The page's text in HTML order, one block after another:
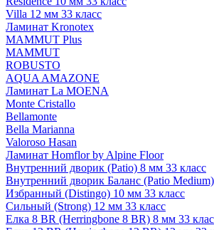
Villa 12 мм 33 класс
Ламинат Kronotex
MAMMUT Plus
MAMMUT
ROBUSTO
AQUA AMAZONE
Ламинат La MOENA
Monte Cristallo
Bellamonte
Bella Marianna
Valoroso Hasan
Ламинат Homflor by Alpine Floor
Внутренний дворик (Patio) 8 мм 33 класс
Внутренний дворик Баланс (Patio
Избранный (Distingo) 10 мм 33 класс
Сильный (Strong) 12 мм 33 класс
Елка 8 BR (Herringbone 8 BR) 8 мм 33